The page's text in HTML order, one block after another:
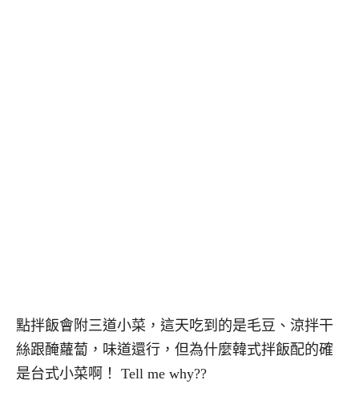
點拌飯會附三道小菜，這天吃到的是毛豆、涼拌干
絲跟醃蘿蔔，味道還行，但為什麼韓式拌飯配的確
是台式小菜啊！ Tell me why??